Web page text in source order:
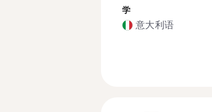
学
意大利语